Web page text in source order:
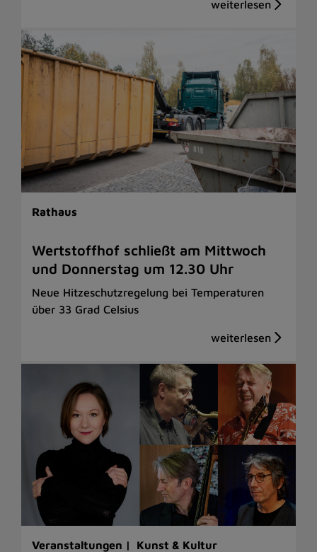
Rathaus
Wertstoffhof schließt am Mittwoch
und Donnerstag um 12.30 Uhr
Neue Hitzeschutzregelung bei Temperaturen
über 33 Grad Celsius
Veranstaltungen | Kunst & Kultur